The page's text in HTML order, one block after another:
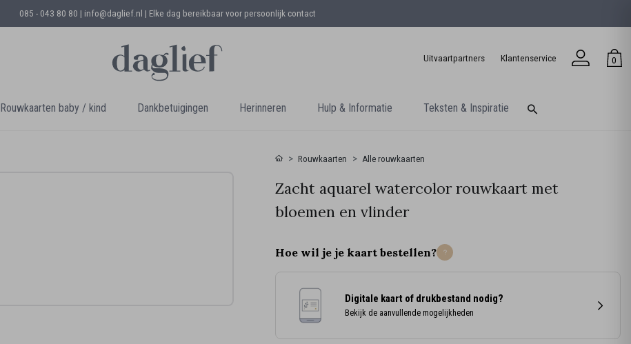
085 - 043 80 80 | info@daglief.nl | Elke dag bereikbaar voor persoonlijk contact
Uitvaartpartners Klantenservice 0
Rouwkaarten baby / kind Dankbetuigingen Herinneren Hulp & Informatie Teksten & Inspiratie
Rouwkaarten Alle rouwkaarten
Zacht aquarel watercolor rouwkaart met
bloemen en vlinder
Hoe wil je je kaart bestellen?
Digitale kaart of drukbestand nodig?
Bekijk de aanvullende mogelijkheden